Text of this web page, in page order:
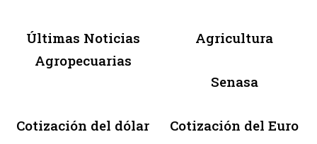
Últimas Noticias
Agropecuarias
Agricultura
Senasa
Cotización del dólar Cotización del Euro